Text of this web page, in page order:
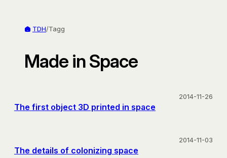
TDH/Tagg
Made in Space
The first object 3D printed in space
2014-11-26
The details of colonizing space
2014-11-03